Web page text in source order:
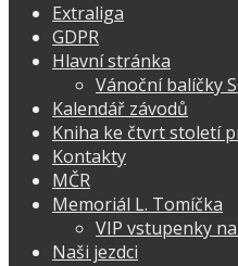
Extraliga
GDPR
Hlavní stránka
Vánoční balíčky
Kalendář závodů
Kniha ke čtvrt století
Kontakty
MČR
Memoriál L. Tomíčka
VIP vstupenky
Naši jezdci